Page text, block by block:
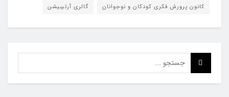
کانون پرورش فکری کودکان و نوجوانان
گالری آرتیبیشن